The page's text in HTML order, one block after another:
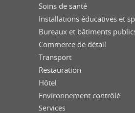
Soins de santé
Installations éducatives et
Bureaux et bâtiments
Commerce de détail
Transport
Restauration
Hôtel
Environnement contrôlé
Services